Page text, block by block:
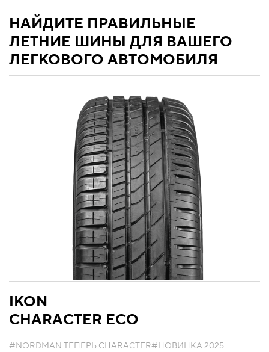
НАЙДИТЕ ПРАВИЛЬНЫЕ
ЛЕТНИЕ ШИНЫ ДЛЯ ВАШЕГО
ЛЕГКОВОГО АВТОМОБИЛЯ
IKON
CHARACTER ECO
#NORDMAN ТЕПЕРЬ CHARACTER#НОВИНКА 2025